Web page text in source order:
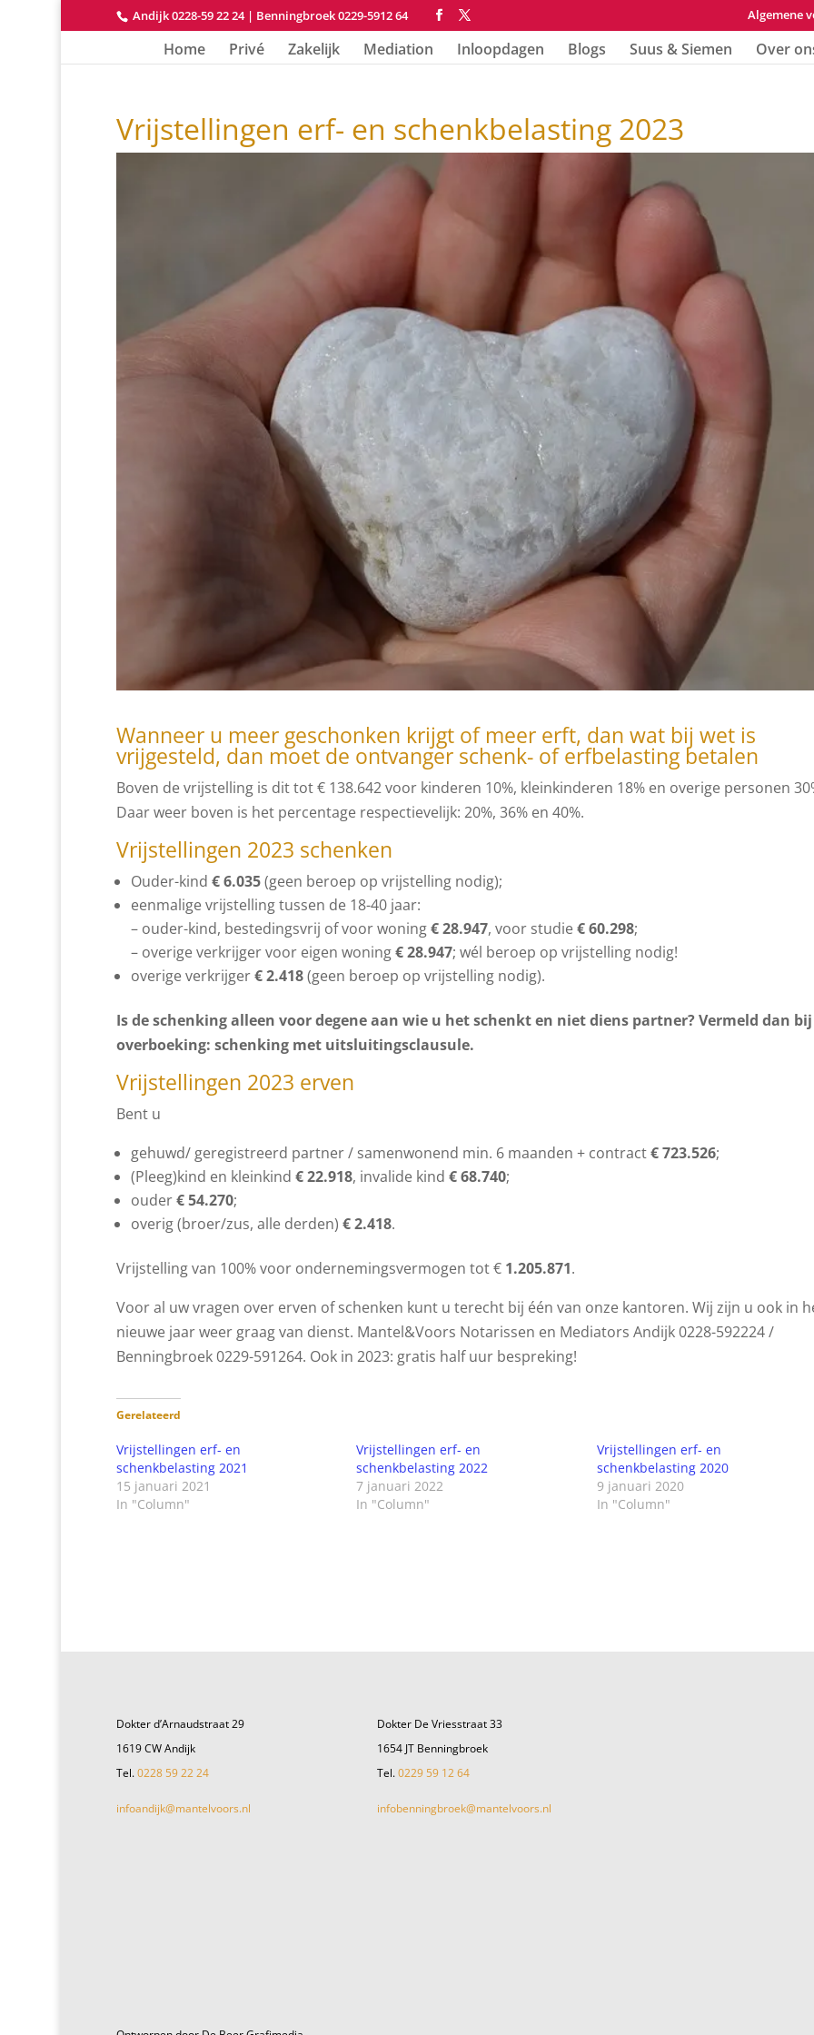
Andijk 0228-59 22 24| Benningbroek 0229-5912 64 Algemene
Home Privé Zakelijk Mediation Inloopdagen Blogs Suus & Siemen Over
Vrijstellingen erf- en schenkbelasting 2023
Wanneer u meer geschonken krijgt of meer erft, dan wat bij wet is
vrijgesteld, dan moet de ontvanger schenk- of erfbelasting betalen
Boven de vrijstelling is dit tot € 138.642 voor kinderen 10%, kleinkinderen 18% en overige personen
Daar weer boven is het percentage respectievelijk: 20%, 36% en 40%.
Vrijstellingen 2023 schenken
Ouder-kind € 6.035(geen beroep op vrijstelling nodig);
eenmalige vrijstelling tussen de 18-40 jaar:
– ouder-kind, bestedingsvrij of voor woning€ 28.947, voor studie€ 60.298;
– overige verkrijger voor eigen woning€ 28.947; wél beroep op vrijstelling nodig!
overige verkrijger€ 2.418(geen beroep op vrijstelling nodig).
Is de schenking alleen voor degene aan wie u het schenkt en niet diens partner? Vermeld dan bij
overboeking: schenking met uitsluitingsclausule.
Vrijstellingen 2023 erven
Bent u
gehuwd/ geregistreerd partner / samenwonend min. 6 maanden + contract€ 723.526;
(Pleeg)kind en kleinkind € 22.918, invalide kind € 68.740;
ouder€ 54.270;
overig (broer/zus, alle derden) € 2.418.
Vrijstelling van 100% voor ondernemingsvermogen tot € 1.205.871.
Voor al uw vragen over erven of schenken kunt u terecht bij één van onze kantoren. Wij zijn u ook in
nieuwe jaar weer graag van dienst. Mantel&Voors Notarissen en Mediators Andijk 0228-592224 /
Benningbroek 0229-591264. Ook in 2023: gratis half uur bespreking!
Gerelateerd
Vrijstellingen erf- en
schenkbelasting 2021
15 januari 2021
In "Column"
Vrijstellingen erf- en
schenkbelasting 2022
7 januari 2022
In "Column"
Vrijstellingen erf- en
schenkbelasting 2020
9 januari 2020
In "Column"
Dokter d’Arnaudstraat 29
1619 CW Andijk
Tel.0228 59 22 24
infoandijk@mantelvoors.nl
Dokter De Vriesstraat 33
1654 JT Benningbroek
Tel.0229 59 12 64
infobenningbroek@mantelvoors.nl